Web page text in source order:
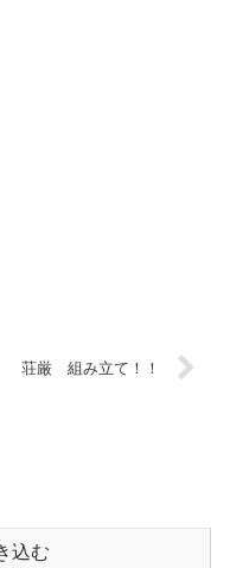
荘厳 組み立て！！
込む